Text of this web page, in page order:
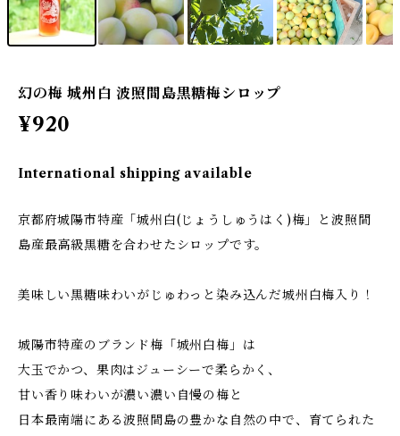
幻の梅 城州白 波照間島黒糖梅シロップ
¥920
International shipping available
京都府城陽市特産「城州白(じょうしゅうはく)梅」と波照間
島産最高級黒糖を合わせたシロップです。
美味しい黒糖味わいがじゅわっと染み込んだ城州白梅入り！
城陽市特産のブランド梅「城州白梅」は
大玉でかつ、果肉はジューシーで柔らかく、
甘い香り味わいが濃い濃い自慢の梅と
日本最南端にある波照間島の豊かな自然の中で、育てられた